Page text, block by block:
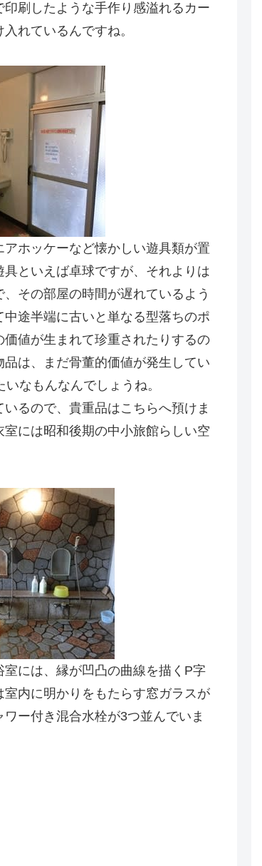
刷したような手作り感溢れるカー
れているんですね。
ホッケーなど懐かしい遊具類が置
といえば卓球ですが、それよりは
その部屋の時間が遅れているよう
途半端に古いと単なる型落ちのポ
値が生まれて珍重されたりするの
は、まだ骨董的価値が発生してい
なもんなんでしょうね。
るので、貴重品はこちらへ預けま
には昭和後期の中小旅館らしい空
には、縁が凹凸の曲線を描くP字
内に明かりをもたらす窓ガラスが
ー付き混合水栓が3つ並んでいま